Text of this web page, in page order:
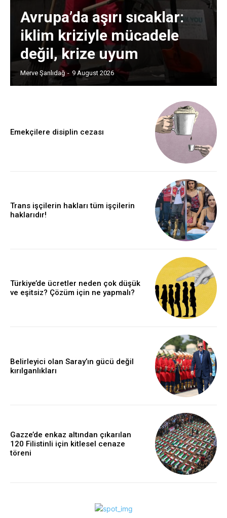
Avrupa’da aşırı sıcaklar:
iklim kriziyle mücadele
değil, krize uyum
Merve Şanlıdağ - 9 August 2026
Emekçilere disiplin cezası
Trans işçilerin hakları tüm işçilerin
haklarıdır!
Türkiye’de ücretler neden çok düşük
ve eşitsiz? Çözüm için ne yapmalı?
Belirleyici olan Saray’ın gücü değil
kırılganlıkları
Gazze’de enkaz altından çıkarılan
120 Filistinli için kitlesel cenaze
töreni